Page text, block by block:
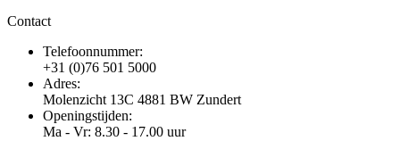
Contact
Telefoonnummer:
+31 (0)76 501 5000
Adres:
Molenzicht 13C 4881 BW Zundert
Openingstijden:
Ma - Vr: 8.30 - 17.00 uur